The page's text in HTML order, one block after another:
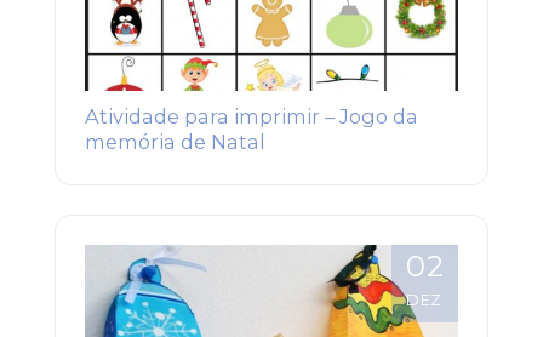
Atividade para imprimir – Jogo da
memória de Natal
02
DEZ